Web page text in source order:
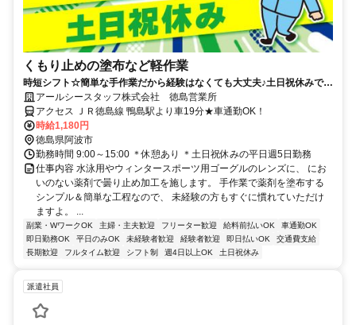
くもり止めの塗布など軽作業
時短シフト☆簡単な手作業だから経験はなくても大丈夫♪土日祝休みで無
理なく働けると好評のお仕事です！
アールシースタッフ株式会社 徳島営業所
アクセス ＪＲ徳島線 鴨島駅より車19分★車通勤OK！
時給1,180円
徳島県阿波市
勤務時間 9:00～15:00 ＊休憩あり ＊土日祝休みの平日週5日勤務
仕事内容 水泳用やウィンタースポーツ用ゴーグルのレンズに、 にお
いのない薬剤で曇り止め加工を施します。 手作業で薬剤を塗布する
シンプル＆簡単な工程なので、 未経験の方もすぐに慣れていただけ
ますよ。 ...
副業・WワークOK 主婦・主夫歓迎 フリーター歓迎 給料前払いOK
車通勤OK
即日勤務OK
平日のみOK 未経験者歓迎 経験者歓迎 即日払いOK
交通費支給
長期歓迎
フルタイム歓迎 シフト制 週4日以上OK 土日祝休み
派遣社員